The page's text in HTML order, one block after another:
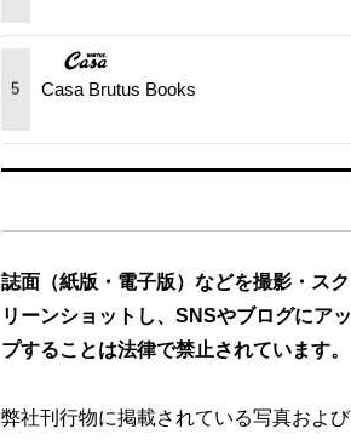
5 Casa Brutus Books
誌面（紙版・電子版）などを撮影・スク
リーンショットし、SNSやブログにアッ
プすることは法律で禁止されています。
弊社刊行物に掲載されている写真および